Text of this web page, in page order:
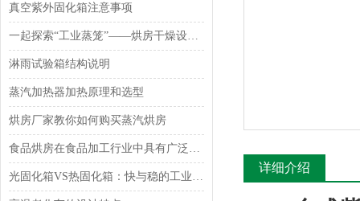
真空紫外固化箱注意事项
一起探索“工业蒸笼”——烘房干燥设备的奥秘
淋雨试验箱结构说明
蒸汽加热器加热原理和选型
烘房厂家教你如何购买蒸汽烘房
食品烘房在食品加工行业中具有广泛的应用前景
光固化箱VS热固化箱：快与稳的工业二重奏
详细介绍